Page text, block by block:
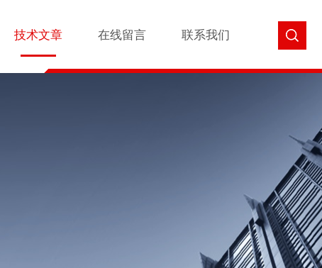
技术文章 在线留言 联系我们